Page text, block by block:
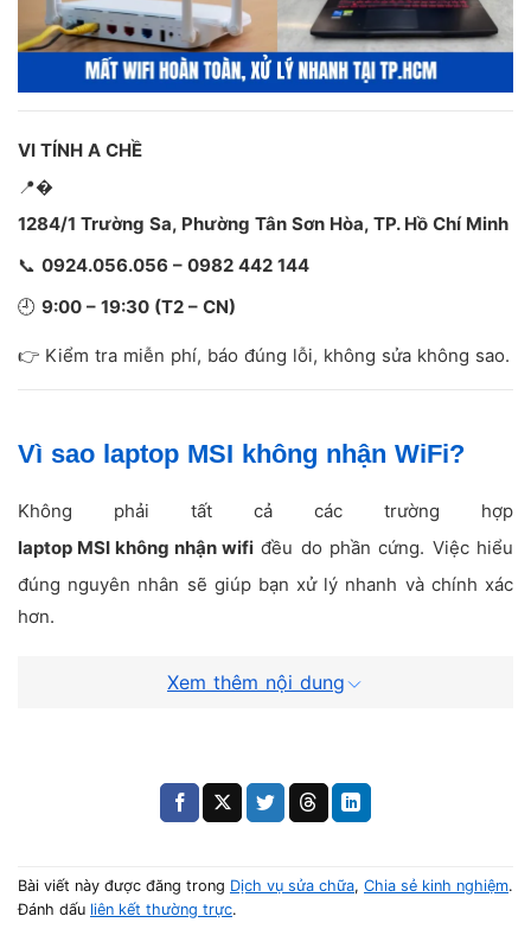
VI TÍNH A CHỀ
📍
1284/1 Trường Sa, Phường Tân Sơn Hòa, TP. Hồ Chí Minh
📞 0924.056.056 – 0982 442 144
🕘 9:00 – 19:30 (T2 – CN)
👉 Kiểm tra miễn phí, báo đúng lỗi, không sửa không sao.
Vì sao laptop MSI không nhận WiFi?
Không phải tất cả các trường hợp
laptop MSI không nhận wifi đều do phần cứng. Việc hiểu
đúng nguyên nhân sẽ giúp bạn xử lý nhanh và chính xác
hơn.
Lỗi driver WiFi
Không thấy biểu tượng WiFi
👉 Trường hợp này thường chỉ cần cài lại driver là máy
Xem thêm nội dung
Bài viết này được đăng trong Dịch vụ sửa chữa, Chia sẻ kinh nghiệm.
Đánh dấu liên kết thường trực.